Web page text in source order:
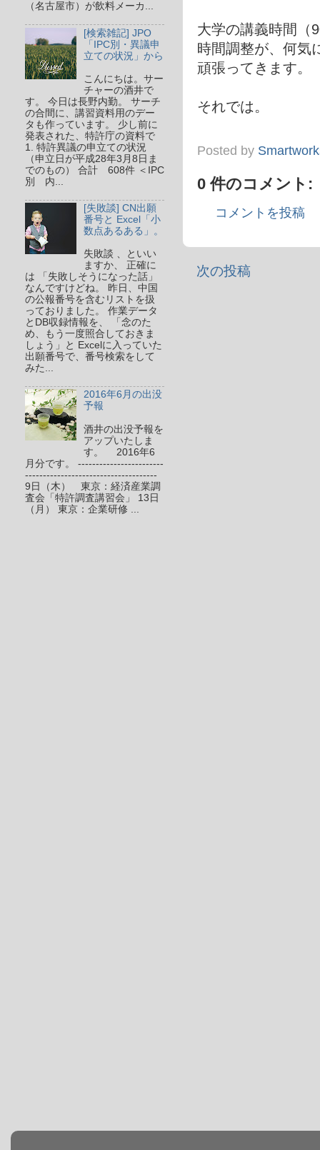
大学の講義時間（
時間調整が、何気
頑張ってきます。
それでは。
Posted by
0 件のコメント:
コメントを投稿
次の投稿
（名古屋市）が飲料メーカ...
[検索雑記] JPO
「IPC別・異議申
立ての状況」から
こんにちは。サー
チャーの酒井で
す。 今日は長野内勤。 サーチ
の合間に、講習資料用のデー
タも作っています。 少し前に
発表された、特許庁の資料で
1. 特許異議の申立ての状況
（申立日が平成28年3月8日ま
でのもの） 合計 608件 ＜IPC
別 内...
[失敗談] CN出願
番号と Excel「小
数点あるある」。
失敗談 、といい
ますか、 正確に
は 「失敗しそうになった話」
なんですけどね。 昨日、中国
の公報番号を含むリストを扱
っておりました。 作業データ
とDB収録情報を、 「念のた
め、もう一度照合しておきま
しょう」と Excelに入っていた
出願番号で、番号検索をして
みた...
2016年6月の出没
予報
酒井の出没予報を
アップいたしま
す。 2016年6
月分です。 ------------------------
-------------------------------------
9日（木） 東京：経済産業調
査会「特許調査講習会」 13日
（月） 東京：企業研修 ...